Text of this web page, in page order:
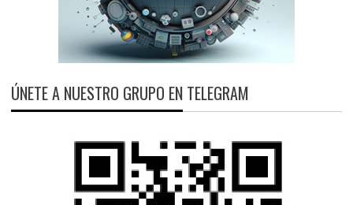
ÚNETE A NUESTRO GRUPO EN TELEGRAM